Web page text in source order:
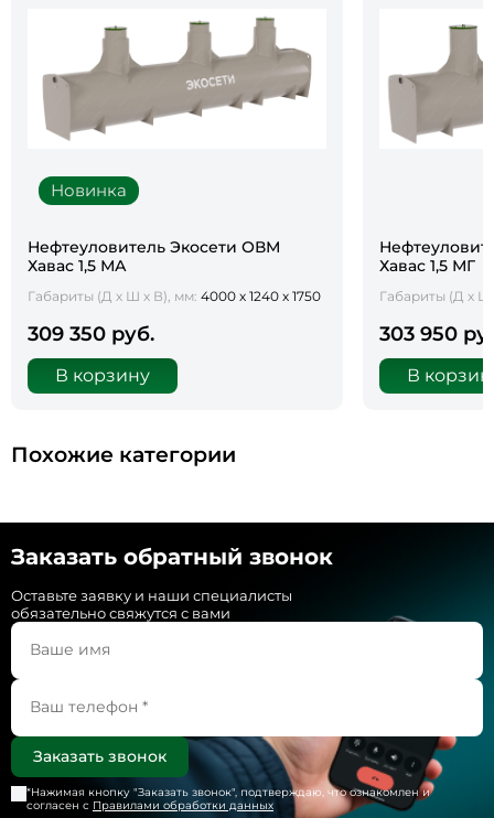
Новинка
Нефтеуловитель Экосети ОВМ
Хавас 1,5 МА
Габариты (Д х Ш х В), мм: 4000 х 1240 х 1750
309 350 руб.
В корзину
Хавас 1,5 МГ
Габариты (Д х Ш
303 950
В
Похожие категории
Заказать обратный звонок
Оставьте заявку и наши специалисты
обязательно свяжутся с вами
*Нажимая кнопку "Заказать звонок", подтверждаю, что ознакомлен и
согласен с Правилами обработки данных